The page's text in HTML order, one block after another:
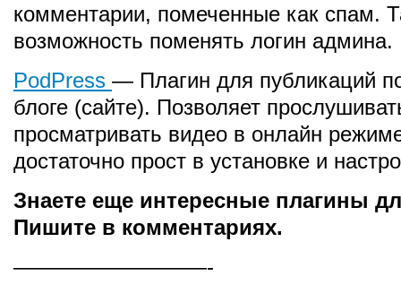
комментарии, помеченные как спам.
возможность поменять логин админа.
PodPress — Плагин для публикаций
блоге (сайте). Позволяет
просматривать видео в онлайн
достаточно прост в установке и
Знаете еще интересные плагины
Пишите в комментариях.
—————————-